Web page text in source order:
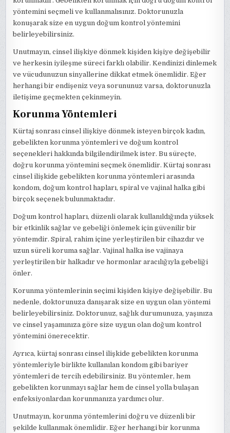
yöntemini seçmeli ve kullanmalısınız. Doktorunuzla
konuşarak size en uygun doğum kontrol yöntemini
belirleyebilirsiniz.
Unutmayın, cinsel ilişkiye dönmek kişiden kişiye değişebilir
ve herkesin iyileşme süreci farklı olabilir. Kendinizi dinlemek
ve vücudunuzun sinyallerine dikkat etmek önemlidir. Eğer
herhangi bir endişeniz veya sorununuz varsa, doktorunuzla
iletişime geçmekten çekinmeyin.
Korunma Yöntemleri
Kürtaj sonrası cinsel ilişkiye dönmek isteyen birçok kadın,
gebelikten korunma yöntemleri ve doğum kontrol
seçenekleri hakkında bilgilendirilmek ister. Bu süreçte,
doğru korunma yöntemini seçmek önemlidir. Kürtaj sonrası
cinsel ilişkide gebelikten korunma yöntemleri arasında
kondom, doğum kontrol hapları, spiral ve vajinal halka gibi
birçok seçenek bulunmaktadır.
Doğum kontrol hapları, düzenli olarak kullanıldığında yüksek
bir etkinlik sağlar ve gebeliği önlemek için güvenilir bir
yöntemdir. Spiral, rahim içine yerleştirilen bir cihazdır ve
uzun süreli koruma sağlar. Vajinal halka ise vajinaya
yerleştirilen bir halkadır ve hormonlar aracılığıyla gebeliği
önler.
Korunma yöntemlerinin seçimi kişiden kişiye değişebilir. Bu
nedenle, doktorunuza danışarak size en uygun olan yöntemi
belirleyebilirsiniz. Doktorunuz, sağlık durumunuza, yaşınıza
ve cinsel yaşamınıza göre size uygun olan doğum kontrol
yöntemini önerecektir.
Ayrıca, kürtaj sonrası cinsel ilişkide gebelikten korunma
yöntemleriyle birlikte kullanılan kondom gibi bariyer
yöntemleri de tercih edebilirsiniz. Bu yöntemler, hem
gebelikten korunmayı sağlar hem de cinsel yolla bulaşan
enfeksiyonlardan korunmanıza yardımcı olur.
Unutmayın, korunma yöntemlerini doğru ve düzenli bir
şekilde kullanmak önemlidir. Eğer herhangi bir korunma